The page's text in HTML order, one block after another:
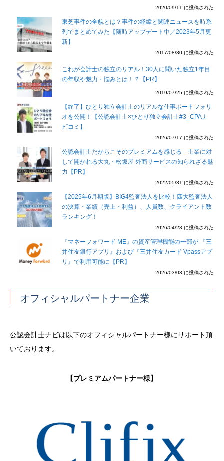
2020/09/11 に投稿された
東芝事件の全貌とは？事件の経緯と関連ニュースを時系
列でまとめてみた【随時アップデート中／2023年5月更
新】
2017/08/30 に投稿された
これが会計士の独立のリアル！30人に聞いた独立1年目
の年収や魅力・悩みとは！？【PR】
2019/07/25 に投稿された
【終了】ひとり独立会計士のリアルな仕事ポートフォリ
オを公開！【公認会計士×ひとり独立会計士#3_CPAナ
ビコミ】
2026/07/17 に投稿された
公認会計士だからこそのプレミアムを感じる－士業に対
して開かれる大丸・松坂屋 外商サービスの知られざる魅
力【PR】
2022/05/31 に投稿された
【2025年6月期版】BIG4監査法人を比較！四大監査法人
の決算・業績（売上・利益）、人員数、クライアント数
ランキング！
2026/04/23 に投稿された
『マネーフォワード ME』の資産管理機能の一部が 『三
井住友銀行アプリ』および『三井住友カード Vpassアプ
リ』で利用可能に【PR】
2026/03/03 に投稿された
オフィシャルパートナー企業
公認会計士ナビは以下のオフィシャルパートナー様にサポート頂
いております。
【プレミアムパートナー様】